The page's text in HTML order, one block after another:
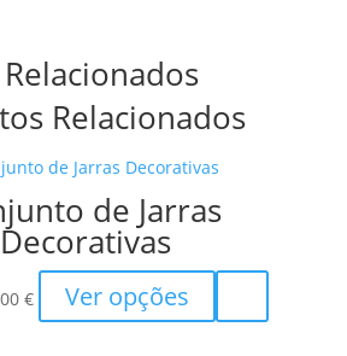
Relacionados
de Jarras
Decorativas
€Price
range:
Ver opções
product